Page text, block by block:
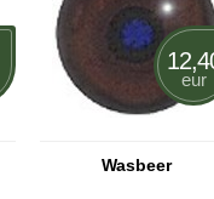
Wasbeer
eur